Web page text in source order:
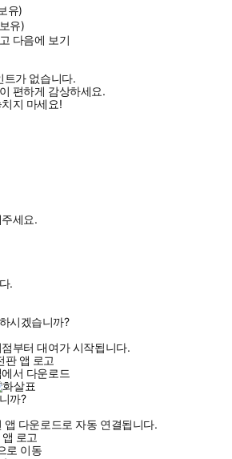
유)
유)
다음에 보기
트가 없습니다.
편하게 감상하세요.
지 마세요!
세요.
.
시겠습니까?
부터 대여가 시작됩니다.
서 다운로드
까?
다운로드로 자동 연결됩니다.
로 이동